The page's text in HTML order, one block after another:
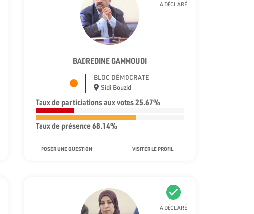
A DÉCLARÉ
BADREDINE GAMMOUDI
BLOC DÉMOCRATE
Sidi Bouzid
Taux de particiations aux votes 25.67%
Taux de présence 68.14%
POSER UNE QUESTION VISITER LE PROFIL
A DÉCLARÉ